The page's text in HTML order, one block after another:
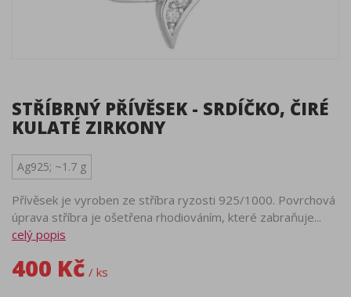
STŘÍBRNÝ PŘÍVĚSEK - SRDÍČKO, ČIRÉ
KULATÉ ZIRKONY
Ag925; ~1.7 g
Přívěsek je vyroben ze stříbra ryzosti 925/1000. Povrchová
úprava stříbra je ošetřena rhodiováním, které zabraňuje...
celý popis
400 Kč / ks